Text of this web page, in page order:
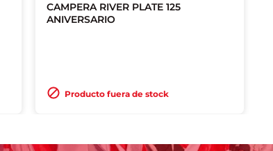
CAMPERA RIVER PLATE 125
ANIVERSARIO
Producto fuera de stock